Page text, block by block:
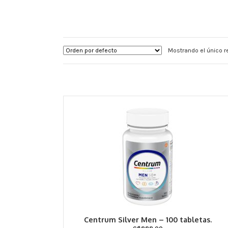
Mostrando el único
Centrum Silver Men – 100 tabletas.